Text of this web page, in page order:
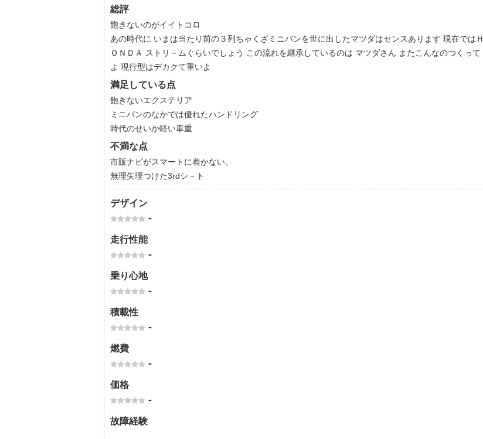
総評
飽きないのがイイトコロ
あの時代に いまは当たり前の３列ちゃくざミニバンを世に出したマツダはセンスあります 現在ではＨ
ＯＮＤＡ ストリ－ムぐらいでしょう この流れを継承しているのは マツダさん またこんなのつくって
よ 現行型はデカクて重いよ
満足している点
飽きないエクステリア
ミニバンのなかでは優れたハンドリング
時代のせいか軽い車重
不満な点
市販ナビがスマートに着かない。
無理矢理つけた3rdシ－ト
デザイン
-
走行性能
-
乗り心地
-
積載性
-
燃費
-
価格
-
故障経験